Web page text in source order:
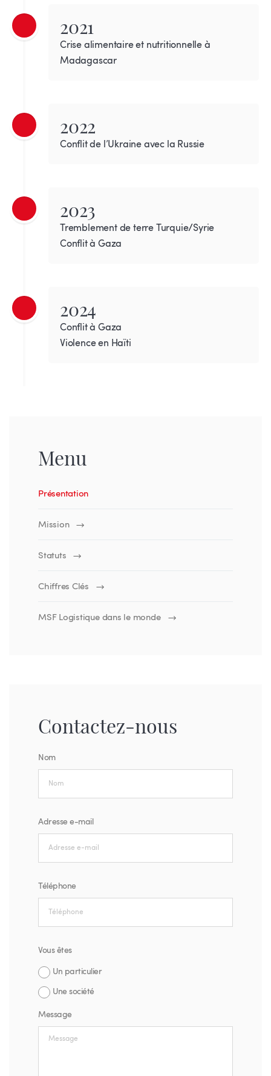
2021
Crise alimentaire et nutritionnelle à
Madagascar
2022
Conflit de l’Ukraine avec la Russie
2023
Tremblement de terre Turquie/Syrie
Conflit à Gaza
2024
Conflit à Gaza
Violence en Haïti
Menu
Présentation
Mission
Statuts
Chiffres Clés
MSF Logistique dans le monde
Contactez-nous
Nom
Adresse e-mail
Téléphone
Vous êtes
Un particulier
Une société
Message